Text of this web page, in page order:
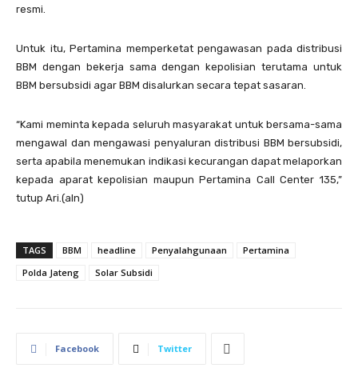
resmi.
Untuk itu, Pertamina memperketat pengawasan pada distribusi
BBM dengan bekerja sama dengan kepolisian terutama untuk
BBM bersubsidi agar BBM disalurkan secara tepat sasaran.
“Kami meminta kepada seluruh masyarakat untuk bersama-sama
mengawal dan mengawasi penyaluran distribusi BBM bersubsidi,
serta apabila menemukan indikasi kecurangan dapat melaporkan
kepada aparat kepolisian maupun Pertamina Call Center 135,”
tutup Ari.(aln)
TAGS BBM headline Penyalahgunaan
Pertamina
Polda Jateng
Solar Subsidi
Facebook Twitter